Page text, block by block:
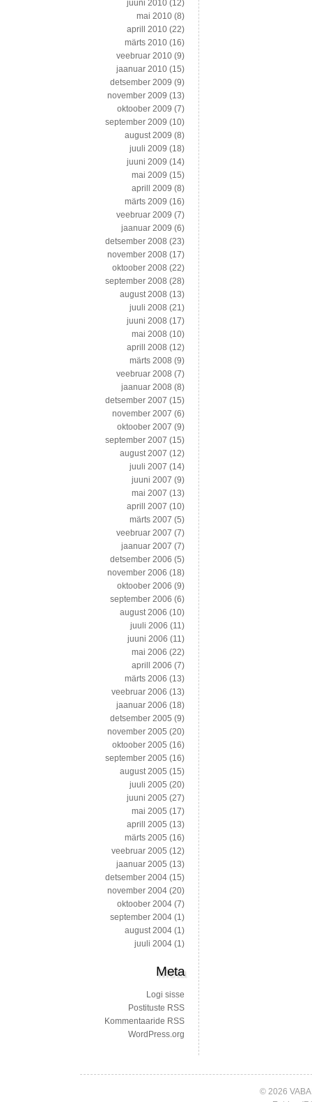
juuni 2010 (12)
mai 2010 (8)
aprill 2010 (22)
märts 2010 (16)
veebruar 2010 (9)
jaanuar 2010 (15)
detsember 2009 (9)
november 2009 (13)
oktoober 2009 (7)
september 2009 (10)
august 2009 (8)
juuli 2009 (18)
juuni 2009 (14)
mai 2009 (15)
aprill 2009 (8)
märts 2009 (16)
veebruar 2009 (7)
jaanuar 2009 (6)
detsember 2008 (23)
november 2008 (17)
oktoober 2008 (22)
september 2008 (28)
august 2008 (13)
juuli 2008 (21)
juuni 2008 (17)
mai 2008 (10)
aprill 2008 (12)
märts 2008 (9)
veebruar 2008 (7)
jaanuar 2008 (8)
detsember 2007 (15)
november 2007 (6)
oktoober 2007 (9)
september 2007 (15)
august 2007 (12)
juuli 2007 (14)
juuni 2007 (9)
mai 2007 (13)
aprill 2007 (10)
märts 2007 (5)
veebruar 2007 (7)
jaanuar 2007 (7)
detsember 2006 (5)
november 2006 (18)
oktoober 2006 (9)
september 2006 (6)
august 2006 (10)
juuli 2006 (11)
juuni 2006 (11)
mai 2006 (22)
aprill 2006 (7)
märts 2006 (13)
veebruar 2006 (13)
jaanuar 2006 (18)
detsember 2005 (9)
november 2005 (20)
oktoober 2005 (16)
september 2005 (16)
august 2005 (15)
juuli 2005 (20)
juuni 2005 (27)
mai 2005 (17)
aprill 2005 (13)
märts 2005 (16)
veebruar 2005 (12)
jaanuar 2005 (13)
detsember 2004 (15)
november 2004 (20)
oktoober 2004 (7)
september 2004 (1)
august 2004 (1)
juuli 2004 (1)
Meta
Logi sisse
Postituste RSS
Kommentaaride RSS
WordPress.org
© 2026